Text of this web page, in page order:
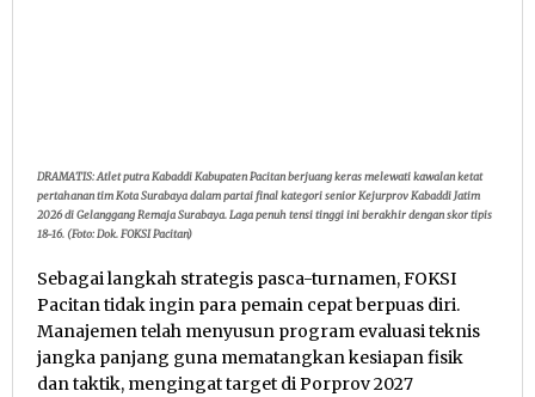
DRAMATIS: Atlet putra Kabaddi Kabupaten Pacitan berjuang keras melewati kawalan ketat
pertahanan tim Kota Surabaya dalam partai final kategori senior Kejurprov Kabaddi Jatim
2026 di Gelanggang Remaja Surabaya. Laga penuh tensi tinggi ini berakhir dengan skor tipis
18-16. (Foto: Dok. FOKSI Pacitan)
Sebagai langkah strategis pasca-turnamen, FOKSI
Pacitan tidak ingin para pemain cepat berpuas diri.
Manajemen telah menyusun program evaluasi teknis
jangka panjang guna mematangkan kesiapan fisik
dan taktik, mengingat target di Porprov 2027